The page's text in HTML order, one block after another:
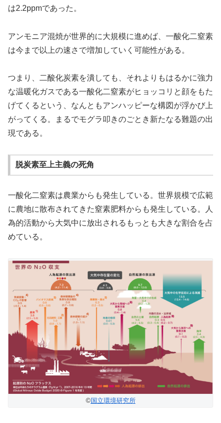
は2.2ppmであった。
アンモニア混焼が世界的に大規模に進めば、一酸化二窒素
は今まで以上の速さで増加していく可能性がある。
つまり、二酸化炭素を潰しても、それよりもはるかに強力
な温暖化ガスである一酸化二窒素がヒョッコリと顔をもた
げてくるという、なんともアンハッピーな構図が浮かび上
がってくる。まるでモグラ叩きのごとき新たなる難題の出
現である。
脱炭素至上主義の死角
一酸化二窒素は農業からも発生している。世界規模で広範
に農地に散布されてきた窒素肥料からも発生している。人
為的活動から大気中に放出されるもっとも大きな割合を占
めている。
©️国立環境研究所